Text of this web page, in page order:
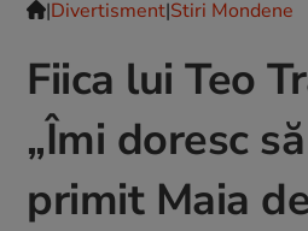
|Divertisment|Stiri Mondene
Fiica lui Teo
„Îmi doresc
primit Maia